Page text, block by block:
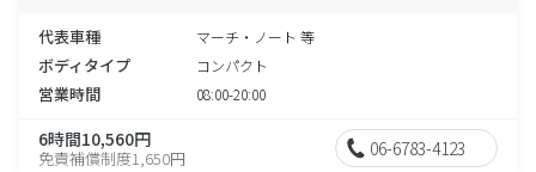
代表車種 マーチ・ノート 等
ボディタイプ コンパクト
営業時間 08:00-20:00
6時間10,560円
免責補償制度1,650円 06-6783-4123